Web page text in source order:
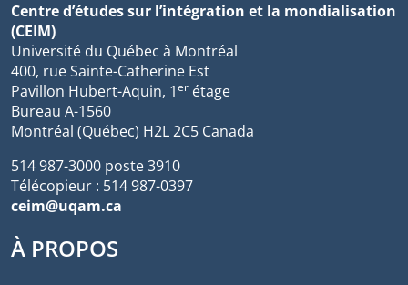
Centre d’études sur l’intégration et la mondialisation
(CEIM)
Université du Québec à Montréal
400, rue Sainte-Catherine Est
Pavillon Hubert-Aquin, 1er étage
Bureau A-1560
Montréal (Québec) H2L 2C5 Canada
514 987-3000 poste 3910
Télécopieur : 514 987-0397
ceim@uqam.ca
À PROPOS